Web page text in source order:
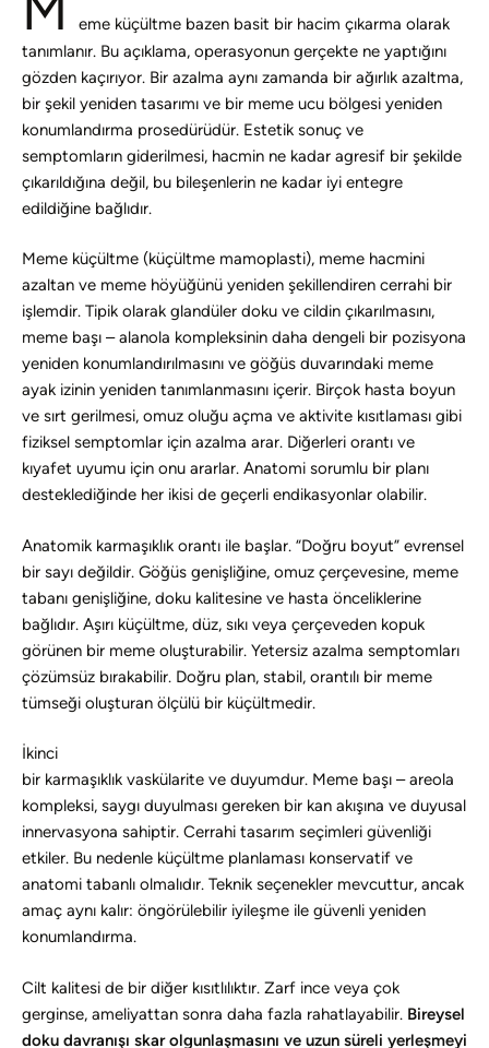
eme küçültme bazen basit bir hacim çıkarma olarak
tanımlanır. Bu açıklama, operasyonun gerçekte ne yaptığını
gözden kaçırıyor. Bir azalma aynı zamanda bir ağırlık azaltma,
bir şekil yeniden tasarımı ve bir meme ucu bölgesi yeniden
konumlandırma prosedürüdür. Estetik sonuç ve
semptomların giderilmesi, hacmin ne kadar agresif bir şekilde
çıkarıldığına değil, bu bileşenlerin ne kadar iyi entegre
edildiğine bağlıdır.
Meme küçültme (küçültme mamoplasti), meme hacmini
azaltan ve meme höyüğünü yeniden şekillendiren cerrahi bir
işlemdir. Tipik olarak glandüler doku ve cildin çıkarılmasını,
meme başı – alanola kompleksinin daha dengeli bir pozisyona
yeniden konumlandırılmasını ve göğüs duvarındaki meme
ayak izinin yeniden tanımlanmasını içerir. Birçok hasta boyun
ve sırt gerilmesi, omuz oluğu açma ve aktivite kısıtlaması gibi
fiziksel semptomlar için azalma arar. Diğerleri orantı ve
kıyafet uyumu için onu ararlar. Anatomi sorumlu bir planı
desteklediğinde her ikisi de geçerli endikasyonlar olabilir.
Anatomik karmaşıklık orantı ile başlar. “Doğru boyut” evrensel
bir sayı değildir. Göğüs genişliğine, omuz çerçevesine, meme
tabanı genişliğine, doku kalitesine ve hasta önceliklerine
bağlıdır. Aşırı küçültme, düz, sıkı veya çerçeveden kopuk
görünen bir meme oluşturabilir. Yetersiz azalma semptomları
çözümsüz bırakabilir. Doğru plan, stabil, orantılı bir meme
tümseği oluşturan ölçülü bir küçültmedir.
İkinci
bir karmaşıklık vaskülarite ve duyumdur. Meme başı – areola
kompleksi, saygı duyulması gereken bir kan akışına ve duyusal
innervasyona sahiptir. Cerrahi tasarım seçimleri güvenliği
etkiler. Bu nedenle küçültme planlaması konservatif ve
anatomi tabanlı olmalıdır. Teknik seçenekler mevcuttur, ancak
amaç aynı kalır: öngörülebilir iyileşme ile güvenli yeniden
konumlandırma.
Cilt kalitesi de bir diğer kısıtlılıktır. Zarf ince veya çok
gerginse, ameliyattan sonra daha fazla rahatlayabilir. Bireysel
doku davranışı skar olgunlaşmasını ve uzun süreli yerleşmeyi